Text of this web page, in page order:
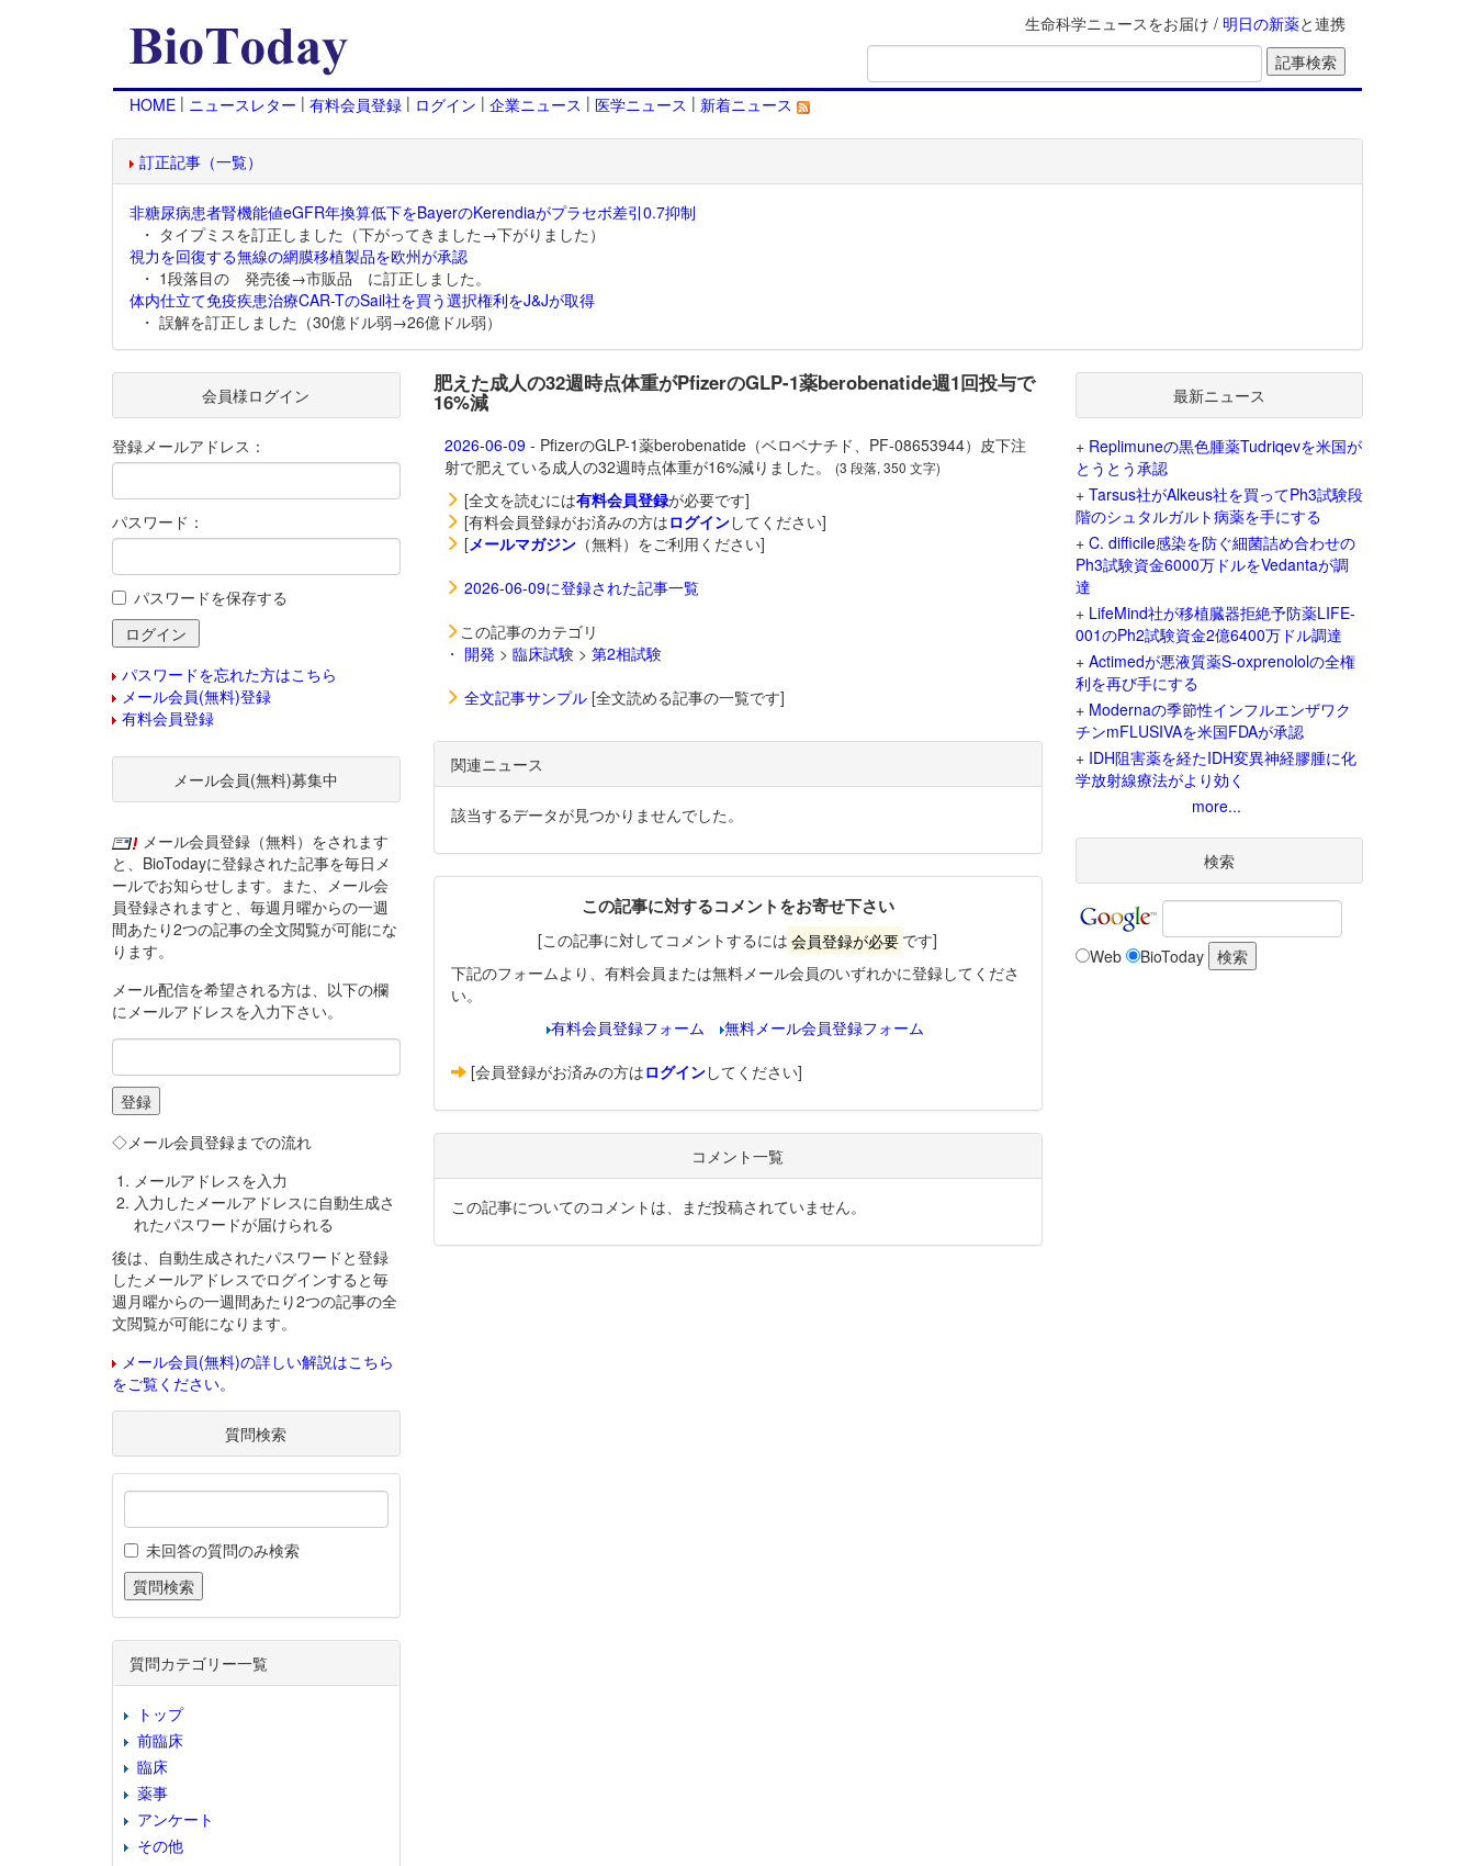
生命科学ニュースをお届け / 明日の新薬と連携
HOME | ニュースレター | 有料会員登録 | ログイン | 企業ニュース | 医学ニュース | 新着ニュース
訂正記事（一覧）
非糖尿病患者腎機能値eGFR年換算低下をBayerのKerendiaがプラセボ差引0.7抑制
・ タイプミスを訂正しました（下がってきました→下がりました）
視力を回復する無線の網膜移植製品を欧州が承認
・ 1段落目の 発売後→市販品 に訂正しました。
体内仕立て免疫疾患治療CAR-TのSail社を買う選択権利をJ&Jが取得
・ 誤解を訂正しました（30億ドル弱→26億ドル弱）
肥えた成人の32週時点体重がPfizerのGLP-1薬berobenatide週1回投与で
16%減
2026-06-09- PfizerのGLP-1薬berobenatide（ベロベナチド、PF-08653944）皮下注
射で肥えている成人の32週時点体重が16%減りました。
(3 段落, 350 文字)
[全文を読むには有料会員登録が必要です]
[有料会員登録がお済みの方はログインしてください]
[メールマガジン（無料）をご利用ください]
2026-06-09に登録された記事一覧
この記事のカテゴリ
・ 開発 > 臨床試験> 第2相試験
全文記事サンプル[全文読める記事の一覧です]
関連ニュース
該当するデータが見つかりませんでした。
この記事に対するコメントをお寄せ下さい
[この記事に対してコメントするには 会員登録が必要 です]
下記のフォームより、有料会員または無料メール会員のいずれかに登録してくださ
い。
有料会員登録フォーム
無料メール会員登録フォーム
[会員登録がお済みの方はログインしてください]
コメント一覧
この記事についてのコメントは、まだ投稿されていません。
会員様ログイン
登録メールアドレス：
パスワード：
パスワードを保存する
パスワードを忘れた方はこちら
メール会員(無料)登録
有料会員登録
メール会員(無料)募集中
メール会員登録（無料）をされます
と、BioTodayに登録された記事を毎日メ
ールでお知らせします。また、メール会
員登録されますと、毎週月曜からの一週
間あたり2つの記事の全文閲覧が可能にな
ります。
メール配信を希望される方は、以下の欄
にメールアドレスを入力下さい。
◇メール会員登録までの流れ
メールアドレスを入力
入力したメールアドレスに自動生成さ
れたパスワードが届けられる
後は、自動生成されたパスワードと登録
したメールアドレスでログインすると毎
週月曜からの一週間あたり2つの記事の全
文閲覧が可能になります。
メール会員(無料)の詳しい解説はこちら
をご覧ください。
質問検索
未回答の質問のみ検索
質問カテゴリー一覧
トップ
前臨床
臨床
薬事
アンケート
その他
最新ニュース
+ Replimuneの黒色腫薬Tudriqevを米国が
とうとう承認
+ Tarsus社がAlkeus社を買ってPh3試験段
階のシュタルガルト病薬を手にする
+ C. difficile感染を防ぐ細菌詰め合わせの
Ph3試験資金6000万ドルをVedantaが調
達
+ LifeMind社が移植臓器拒絶予防薬LIFE-
001のPh2試験資金2億6400万ドル調達
+ Actimedが悪液質薬S-oxprenololの全権
利を再び手にする
+ Modernaの季節性インフルエンザワク
チンmFLUSIVAを米国FDAが承認
+ IDH阻害薬を経たIDH変異神経膠腫に化
学放射線療法がより効く
more...
検索
Web BioToday